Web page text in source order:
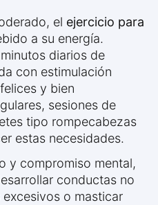
el ejercicio para
a su energía.
diarios de
con estimulación
y bien
sesiones de
tipo rompecabezas
estas necesidades.
y compromiso mental,
conductas no
o masticar